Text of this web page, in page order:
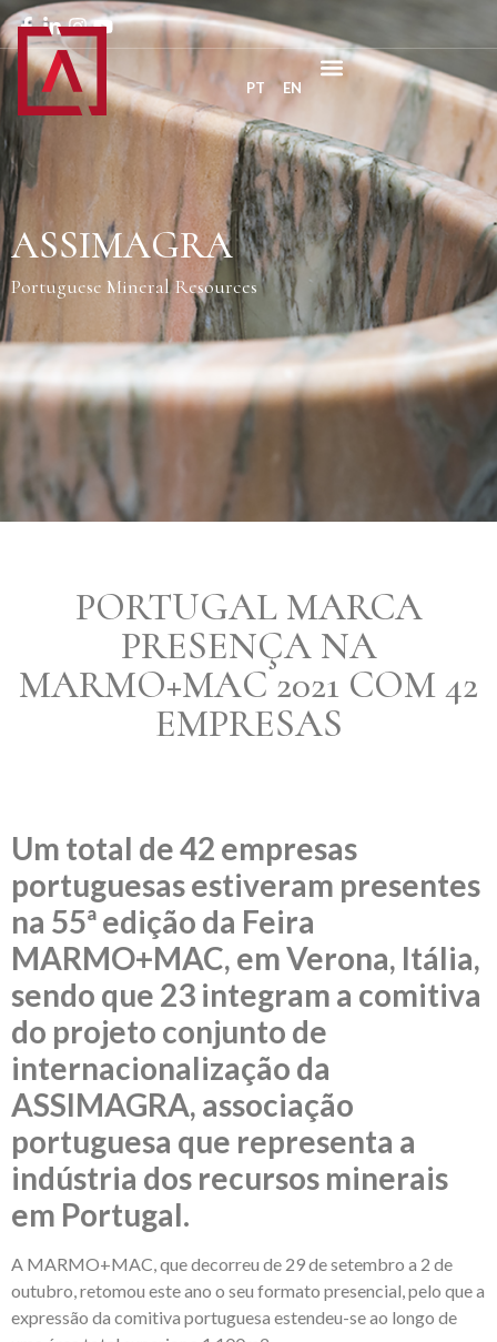
PT EN
ASSIMAGRA
Portuguese Mineral Resources
PORTUGAL MARCA
PRESENÇA NA
MARMO+MAC 2021 COM 42
EMPRESAS
Um total de 42 empresas
portuguesas estiveram presentes
na 55ª edição da Feira
MARMO+MAC, em Verona, Itália,
sendo que 23 integram a comitiva
do projeto conjunto de
internacionalização da
ASSIMAGRA, associação
portuguesa que representa a
indústria dos recursos minerais
em Portugal.
A MARMO+MAC, que decorreu de 29 de setembro a 2 de
outubro, retomou este ano o seu formato presencial, pelo que a
expressão da comitiva portuguesa estendeu-se ao longo de